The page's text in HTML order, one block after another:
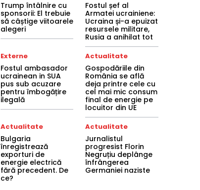
Trump întâlnire cu
sponsorii: El trebuie
să câștige viitoarele
alegeri
Fostul șef al
Armatei ucrainiene:
Ucraina și-a epuizat
resursele militare,
Rusia a anihilat tot
Externe
Fostul ambasador
ucrainean in SUA
pus sub acuzare
pentru îmbogățire
ilegală
Actualitate
Gospodăriile din
România se află
deja printre cele cu
cel mai mic consum
final de energie pe
locuitor din UE
Actualitate
Bulgaria
înregistrează
exporturi de
energie electrică
fără precedent. De
ce?
Actualitate
Jurnalistul
progresist Florin
Negruțiu deplânge
înfrângerea
Germaniei naziste